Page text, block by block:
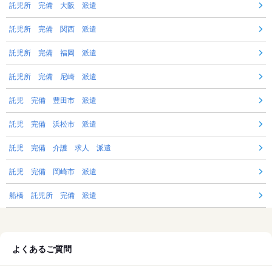
託児所 完備 大阪 派遣
託児所 完備 関西 派遣
託児所 完備 福岡 派遣
託児所 完備 尼崎 派遣
託児 完備 豊田市 派遣
託児 完備 浜松市 派遣
託児 完備 介護 求人 派遣
託児 完備 岡崎市 派遣
船橋 託児所 完備 派遣
よくあるご質問